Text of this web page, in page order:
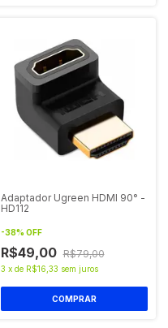
Adaptador Ugreen HDMI 90° -
HD112
-38% OFF
R$49,00 R$79,00
3 x de R$16,33 sem juros